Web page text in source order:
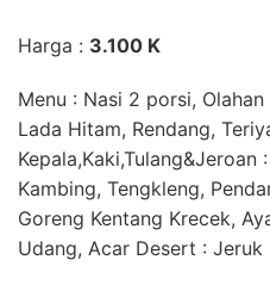
Harga : 3.100 K
Menu : Nasi 2 porsi,
Lada Hitam, Rendang,
Kepala,Kaki,Tulang&Jeroan
Kambing, Tengkleng,
Goreng Kentang Krecek,
Udang, Acar Desert : Jeruk